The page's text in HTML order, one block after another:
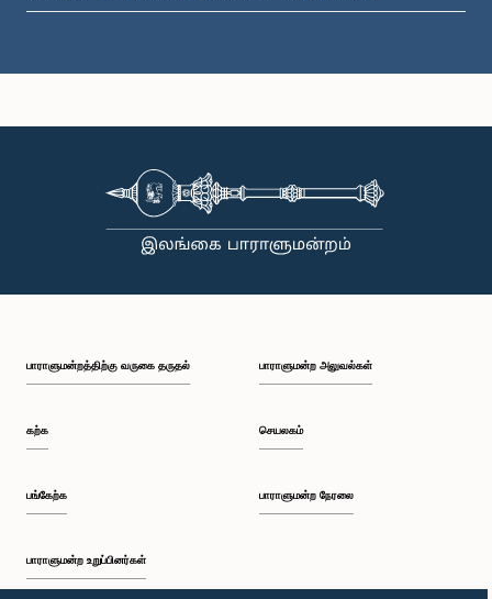
கௌரவ நிரோஷன் பெரேரா, பா.உ.
கௌரவ இரான் விக்கிரமரத்ன, பா.உ.
பாராளுமன்றத்திற்கு வருகை தருதல்
கற்க
பங்கேற்க
பாராளுமன்ற உறுப்பினர்கள்
பாராளுமன்ற அலுவல்கள்
செயலகம்
பாராளுமன்ற நேரலை